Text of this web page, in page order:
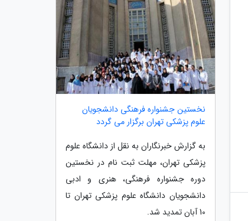
نخستین جشنواره فرهنگی دانشجویان
علوم پزشکی تهران برگزار می گردد
به گزارش خبرنگاران به نقل از دانشگاه علوم
پزشکی تهران، مهلت ثبت نام در نخستین
دوره جشنواره فرهنگی، هنری و ادبی
دانشجویان دانشگاه علوم پزشکی تهران تا
10 آبان تمدید شد.